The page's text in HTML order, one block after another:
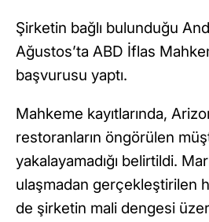
Şirketin bağlı bulunduğu
Ağustos’ta ABD İflas
başvurusu yaptı.
Mahkeme kayıtlarında,
restoranların öngörülen
yakalayamadığı belirtildi.
ulaşmadan gerçekleştirilen
de şirketin mali dengesi